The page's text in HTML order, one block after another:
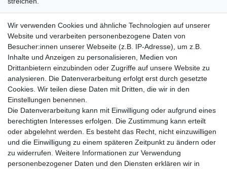
Drucken
Einkaufen
Zahlungsarten
Versandarten & -kosten
Warenkorb
Mein Konto
Wir verwenden Cookies und ähnliche Technologien auf unserer
Website und verarbeiten personenbezogene Daten von
Besucher:innen unserer Webseite (z.B. IP-Adresse), um z.B.
Inhalte und Anzeigen zu personalisieren, Medien von
Drittanbietern einzubinden oder Zugriffe auf unsere Website zu
analysieren. Die Datenverarbeitung erfolgt erst durch gesetzte
Cookies. Wir teilen diese Daten mit Dritten, die wir in den
Einstellungen benennen.
Die Datenverarbeitung kann mit Einwilligung oder aufgrund eines
berechtigten Interesses erfolgen. Die Zustimmung kann erteilt
oder abgelehnt werden. Es besteht das Recht, nicht einzuwilligen
und die Einwilligung zu einem späteren Zeitpunkt zu ändern oder
zu widerrufen. Weitere Informationen zur Verwendung
personenbezogener Daten und den Diensten erklären wir in